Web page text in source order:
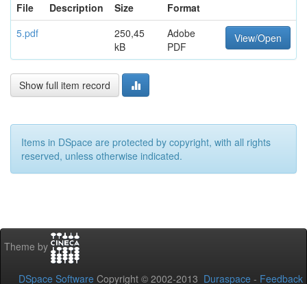
File
Description Size
Format
5.pdf
250,45
kB
Adobe
PDF
View/Open
Show full item record
Items in DSpace are protected by copyright, with all rights
reserved, unless otherwise indicated.
Theme by
DSpace Software Copyright © 2002-2013 Duraspace - Feedback